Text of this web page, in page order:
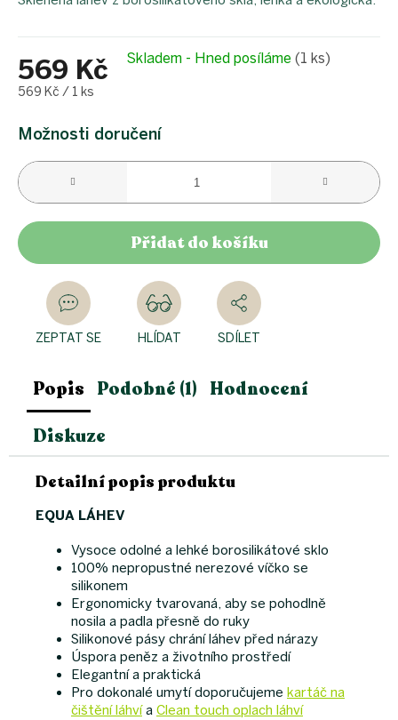
569 Kč
Měrná
569 Kč / 1 ks
Skladem - Hned posíláme (1 ks)
Možnosti doručení
Přidat do košíku
ZEPTAT SE HLÍDAT SDÍLET
Popis Podobné (1) Hodnocení
Diskuze
Detailní popis produktu
EQUA LÁHEV
Vysoce odolné a lehké borosilikátové sklo
100% nepropustné nerezové víčko se
silikonem
Ergonomicky tvarovaná, aby se pohodlně
nosila a padla přesně do ruky
Silikonové pásy chrání láhev před nárazy
Úspora peněz a životního prostředí
Elegantní a praktická
Pro dokonalé umytí doporučujeme kartáč na
čištění láhví a Clean touch oplach láhví